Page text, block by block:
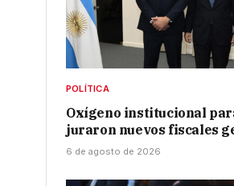
POLÍTICA
Oxígeno institucional
juraron nuevos fiscales
6 de agosto de 2026